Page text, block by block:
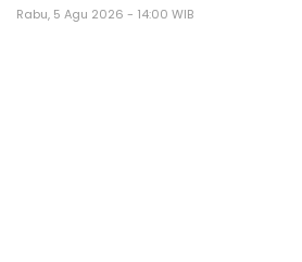
Rabu, 5 Agu 2026 - 14:00 WIB